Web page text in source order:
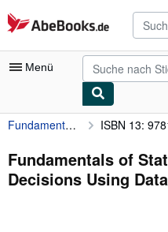
Zum Hauptinhalt
AbeBooks.de
Menü
Nutzerkonto
Meine Bestellungen
Detailsuche
Fundamentals of Statistics: Informed Decisions Using Data ISBN 13:
Fundamentals of
Decisions Using